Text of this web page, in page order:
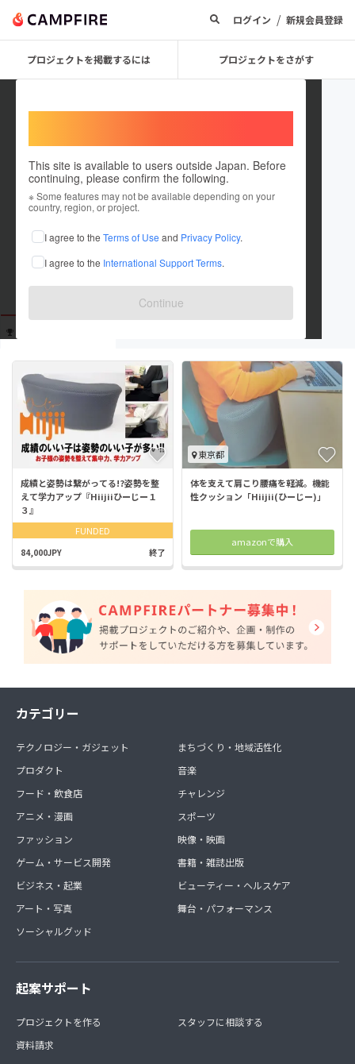
ログイン / 新規会員登録
プロジェクトを掲載するには プロジェクトをさがす
This site is available to users outside Japan. Before
continuing, please confirm the following.
※ Some features may not be available depending on your
country, region, or project.
I agree to the Terms of Use and Privacy Policy.
I agree to the International Support Terms.
Continue
shinonomepat
出身国：未設定
成績と姿勢は繋がってる!?姿勢を整
えて学力アップ『Hiijiiひーじー１
３』
FUNDED
84,000JPY 終了
東京都
体を支えて肩こり腰痛を軽減。機能
性クッション「Hiijii(ひーじー)」
amazonで購入
カテゴリー
テクノロジー・ガジェット
プロダクト
フード・飲食店
アニメ・漫画
ファッション
ゲーム・サービス開発
ビジネス・起業
アート・写真
ソーシャルグッド
まちづくり・地域活性化
音楽
チャレンジ
スポーツ
映像・映画
書籍・雑誌出版
ビューティー・ヘルスケア
舞台・パフォーマンス
起案サポート
プロジェクトを作る
資料請求
スタッフに相談する